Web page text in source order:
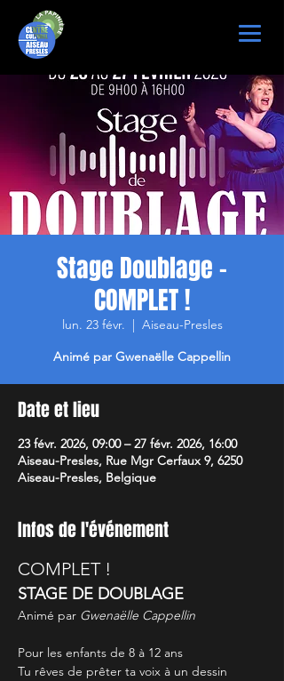
Stage Doublage -
COMPLET !
lun. 23 févr.
  |
Aiseau-Presles
Animé par Gwenaëlle Cappellin
Date et lieu
23 févr. 2026, 09:00 – 27 févr. 2026, 16:00
Aiseau-Presles, Rue Mgr Cerfaux 9, 6250
Aiseau-Presles, Belgique
Infos de l'événement
COMPLET !
STAGE DE DOUBLAGE
Animé par Gwenaëlle Cappellin
Pour les enfants de 8 à 12 ans
Tu rêves de prêter ta voix à un dessin